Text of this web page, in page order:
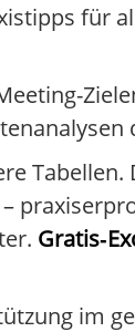
für
Tabellen.
im